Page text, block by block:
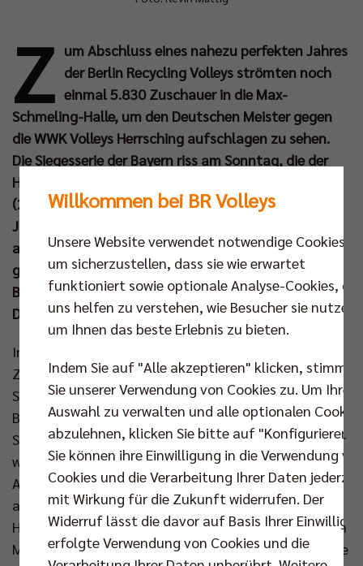
Z um Abschluss eines nahezu perfekten Jahres
der Berlin Recycling Volleys strömten noch
einmal 5.830 Zuschauer in die Max-
Schmeling-Halle, um den Deutschen Meister gegen
die WWK Volleys Herrsching aufschlagen zu sehen.
Die Siegesserie der Bayern riss am Sonntag, die der
Hauptstädter hält nach dem souveränen 3:0-Erfolg
(25:17, 25:21, 25:18) hingegen an. Zum
Jahreswechsel warten nun fünf trainingsfreie Tage
auf MVP Nehemiah Mote & Co, bevor die BR Volleys
gemeinsam mit der Frauenmannschaft des Berlin
Brandenburger Sportclubs zum besonderen
Doppelspieltag laden (11. Jan um 16.30 Uhr).
Im letzten Spiel des Jahres 2024 stand nach langer
Zeit erstmals wieder Nehemiah Mote in der
Startformation und nachdem Simon Plaskie das
Bundesliga-Match gegen Giesen mit
Schulterproblemen noch verpasste, nahm der Belgier
wieder einsatzbereit auf der Bank Platz. Der
Australier Mote konnte sich direkt zu Spielbeginn
auszeichnen und setzte gleich zwei Blocks – Auszeit
Herrsching (5:1). Neben den starken Aufschlägen von
Moritz Reichert und Ruben Schott fielen vor allem die
Willkommen bei BR Volleys
Unsere Website verwendet notwendige Cookies,
um sicherzustellen, dass sie wie erwartet
funktioniert sowie optionale Analyse-Cookies, die
uns helfen zu verstehen, wie Besucher sie nutzen,
um Ihnen das beste Erlebnis zu bieten.
Indem Sie auf "Alle akzeptieren" klicken, stimmen
Sie unserer Verwendung von Cookies zu. Um Ihre
Auswahl zu verwalten und alle optionalen Cookies
abzulehnen, klicken Sie bitte auf "Konfigurieren".
Sie können ihre Einwilligung in die Verwendung
Cookies und die Verarbeitung Ihrer Daten
mit Wirkung für die Zukunft widerrufen. Der
Widerruf lässt die davor auf Basis Ihrer
erfolgte Verwendung von Cookies und die